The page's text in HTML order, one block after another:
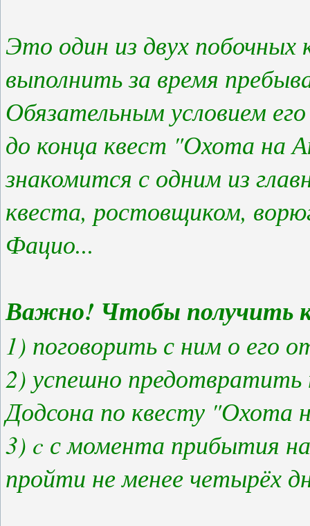
Это один из двух
выполнить за время
Обязательным условием
до конца квест "Охота на
знакомится с одним из
квеста, ростовщиком,
Фацио...
Важно! Чтобы получить
1) поговорить с ним о его
2) успешно
Додсона по квесту "Охота
3) c с момента прибытия
пройти не менее четырёх